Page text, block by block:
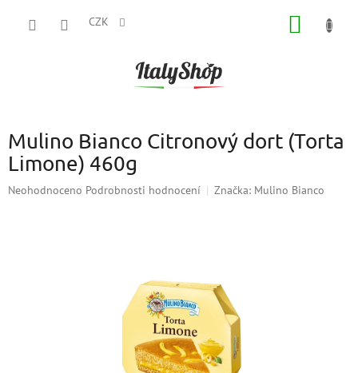
CZK
Mulino Bianco Citronový dort (Torta
Limone) 460g
Průměrné
Neohodnoceno Podrobnosti hodnocení Značka: Mulino Bianco